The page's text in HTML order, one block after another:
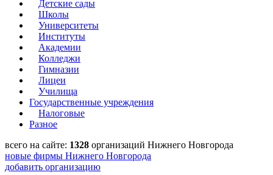
Детские сады
Школы
Университеты
Институты
Академии
Колледжи
Гимназии
Лицеи
Училища
Государственные учреждения
Налоговые
Разное
всего на сайте: 1328 организаций Нижнего Новгорода
новые фирмы Нижнего Новгорода
добавить организацию